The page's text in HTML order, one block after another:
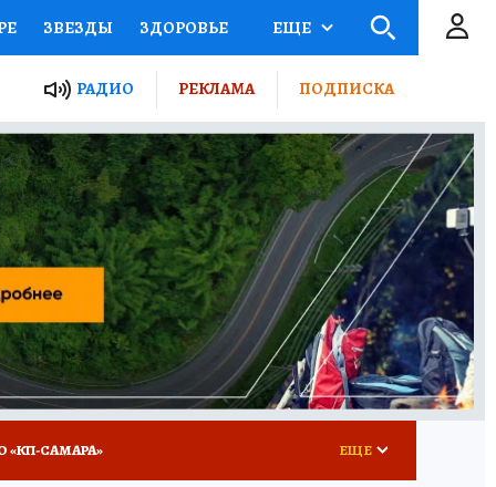
ЗВЕЗДЫ ЗДОРОВЬЕ
ПРОЕКТЫ РОССИИ
ПУТЕВОДИТЕЛЬ
ТУРИЗМ
ВСЕ О КП РАДИО КП
ЕЩЕ
РАДИО РЕКЛАМА ПОДПИСКА
«КП-САМАРА» ЕЩЕ